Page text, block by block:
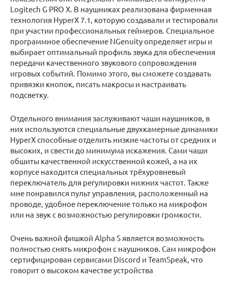
Logitech G PRO X. В наушниках реализована фирменная
технология HyperX 7.1, которую создавали и тестировали
при участии профессиональных геймеров. Специальное
программное обеспечение NGenuity определяет игры и
выбирает оптимальный профиль звука для обеспечения
передачи качественного звукового сопровождения
игровых событий. Помимо этого, вы сможете создавать
привязки кнопок, писать макросы и настраивать
подсветку.
Отдельного внимания заслуживают чаши наушников, в
них используются специальные двухкамерные динамики
HyperX способные отделить низкие частоты от средних и
высоких, и свести до минимума искажения. Сами чаши
обшиты качественной искусственной кожей, а на их
корпусе находится специальных трёхуровневый
переключатель для регулировки нижних частот. Также
мне понравился пульт управления, расположенный на
проводе, удобное переключение только на микрофон
или на звук с возможностью регулировки громкости.
Очень важной фишкой Alpha S является возможность
полностью снять микрофон с наушников. Сам микрофон
сертифицирован сервисами Discord и TeamSpeak, что
говорит о высоком качестве устройства